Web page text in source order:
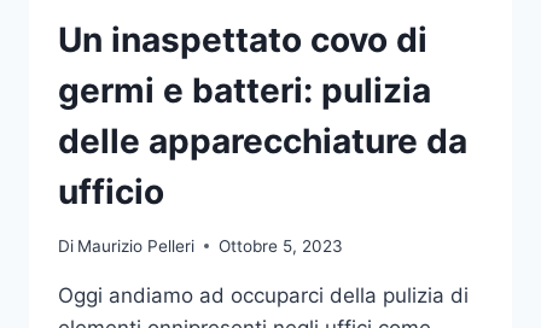
Un inaspettato covo di
germi e batteri: pulizia
delle apparecchiature da
ufficio
Di Maurizio Pelleri Ottobre 5, 2023
Oggi andiamo ad occuparci della pulizia di